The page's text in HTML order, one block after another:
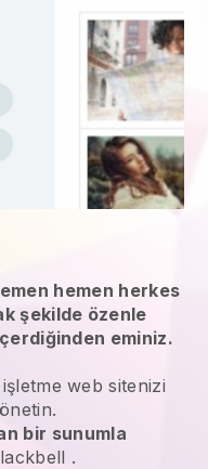
hemen herkes
şekilde özenle
eminiz.
işletme web sitenizi
bir sunumla
.